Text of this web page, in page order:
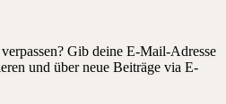
Gib deine E-Mail-Adresse
und über neue Beiträge via E-